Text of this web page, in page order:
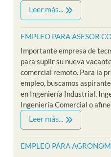
Leer más...
EMPLEO PARA ASESOR
Importante empresa de
para suplir su nueva
comercial remoto. Para la
empleo, buscamos
en Ingeniería Industrial,
Ingeniería Comercial o
Leer más...
EMPLEO PARA